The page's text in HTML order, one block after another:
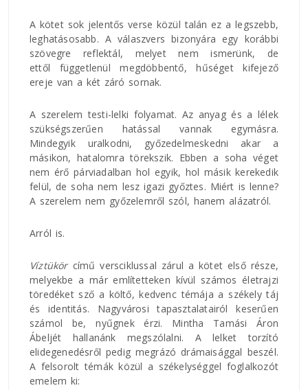
A kötet sok jelentős verse közül talán ez a legszebb,
leghatásosabb. A válaszvers bizonyára egy korábbi
szövegre reflektál, melyet nem ismerünk, de
ettől függetlenül megdöbbentő, hűséget kifejező
ereje van a két záró sornak.
A szerelem testi-lelki folyamat. Az anyag és a lélek
szükségszerűen hatással vannak egymásra.
Mindegyik uralkodni, győzedelmeskedni akar a
másikon, hatalomra törekszik. Ebben a soha véget
nem érő párviadalban hol egyik, hol másik kerekedik
felül, de soha nem lesz igazi győztes. Miért is lenne?
A szerelem nem győzelemről szól, hanem alázatról.
Arról is.
Víztükörcímű versciklussal zárul a kötet első része,
melyekbe a már említetteken kívül számos életrajzi
töredéket sző a költő, kedvenc témája a székely táj
és identitás. Nagyvárosi tapasztalatairól keserűen
számol be, nyűgnek érzi. Mintha Tamási Áron
Ábeljét hallanánk megszólalni. A lelket torzító
elidegenedésről pedig megrázó drámaisággal beszél.
A felsorolt témák közül a székelységgel foglalkozót
emelem ki: